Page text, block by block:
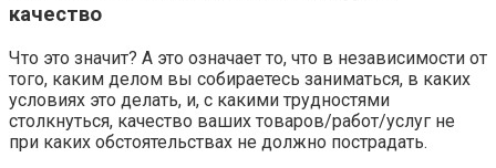
качество
Что это значит? А это означает то, что в независимости от
того, каким делом вы собираетесь заниматься, в каких
условиях это делать, и, с какими трудностями
столкнуться, качество ваших товаров/работ/услуг не
при каких обстоятельствах не должно пострадать.